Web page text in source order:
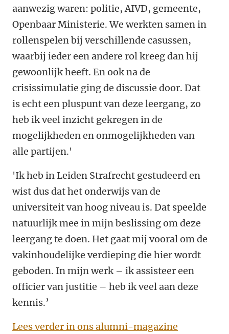
aanwezig waren: politie, AIVD, gemeente,
Openbaar Ministerie. We werkten samen in
rollenspelen bij verschillende casussen,
waarbij ieder een andere rol kreeg dan hij
gewoonlijk heeft. En ook na de
crisissimulatie ging de discussie door. Dat
is echt een pluspunt van deze leergang, zo
heb ik veel inzicht gekregen in de
mogelijkheden en onmogelijkheden van
alle partijen.'
'Ik heb in Leiden Strafrecht gestudeerd en
wist dus dat het onderwijs van de
universiteit van hoog niveau is. Dat speelde
natuurlijk mee in mijn beslissing om deze
leergang te doen. Het gaat mij vooral om de
vakinhoudelijke verdieping die hier wordt
geboden. In mijn werk – ik assisteer een
officier van justitie – heb ik veel aan deze
kennis.’
Lees verder in ons alumni-magazine